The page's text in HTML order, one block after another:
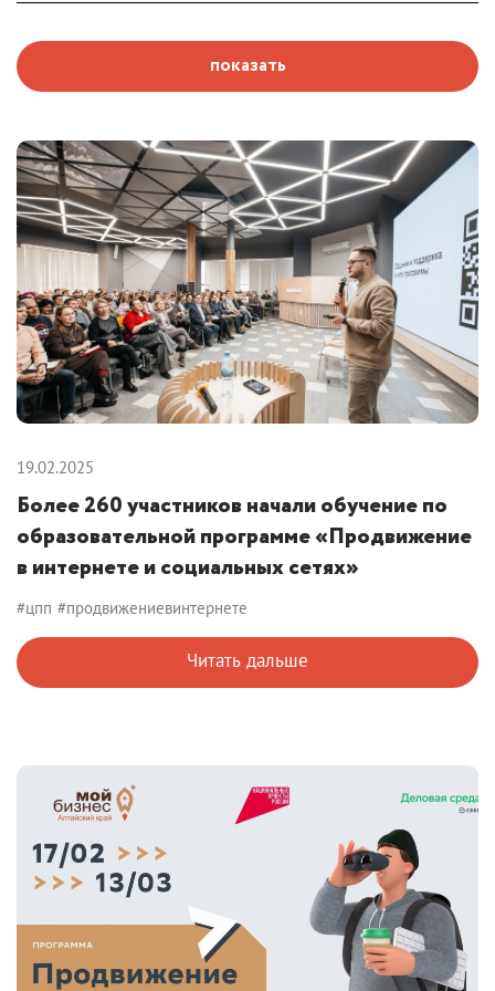
показать
19.02.2025
Более 260 участников начали обучение по
образовательной программе «Продвижение
в интернете и социальных сетях»
#цпп #продвижениевинтернете
Читать дальше